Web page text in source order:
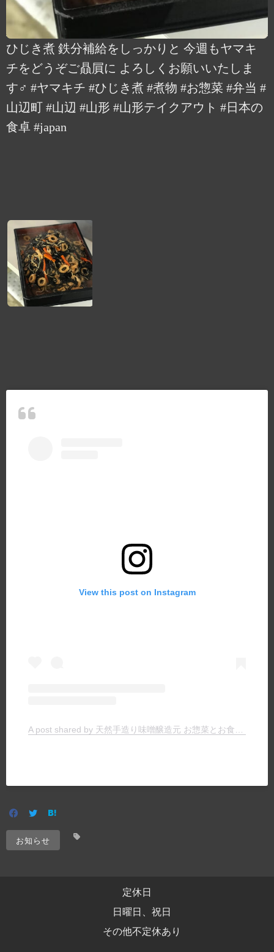
ひじき煮 鉄分補給をしっかりと 今週もヤマキ
チをどうぞご贔屓に よろしくお願いいたしま
す‍♂️ #ヤマキチ #ひじき煮 #煮物 #お惣菜 #弁当 #
山辺町 #山辺 #山形 #山形テイクアウト #日本の
食卓 #japan
View this post on Instagram
お知らせ
定休日
日曜日、祝日
その他不定休あり